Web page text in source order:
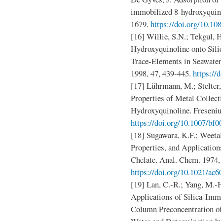
immobilized 8-
1679. https://doi.org/
[16] Willie, S.N.; Tekgul,
Hydroxyquinoline onto
Trace-Elements in
1998, 47, 439-445. https://
[17] Lührmann, M.;
Properties of Metal
Hydroxyquinoline.
https://doi.org/10.1007/
[18] Sugawara, K.F.;
Properties, and
Chelate. Anal. Chem.
https://doi.org/10.1021/
[19] Lan, C.-R.; Yang, M.-
Applications of Silica-
Column Preconcentration